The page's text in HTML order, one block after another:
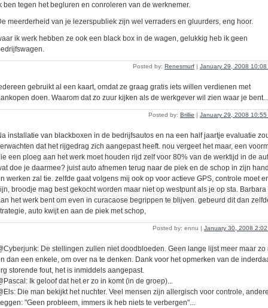
Ik ben tegen het begluren en conroleren van de werknemer.
meerderheid van je lezerspubliek zijn wel verraders en gluurders, eng hoor.
ik werk hebben ze ook een black box in de wagen, gelukkig heb ik geen
Posted by: Renesmurf | January 29, 2008 10:08
gebruikt al een kaart, omdat ze graag gratis iets willen verdienen met
doen. Waarom dat zo zuur kijken als de werkgever wil zien waar je bent...
Posted by: Brillie | January 29, 2008 10:55
installatie van blackboxen in de bedrijfsautos en na een half jaartje evaluatie
dat het rijgedrag zich aangepast heeft. nou vergeet het maar, een
een ploeg aan het werk moet houden rijd zelf voor 80% van de werktijd in de
doe je daarmee? juist auto afnemen terug naar de piek en de schop in zijn
werken zal tie. zelfde gaat volgens mij ook op voor actieve GPS, controle moet er
broodje mag best gekocht worden maar niet op westpunt als je op sta. Barbara
het werk bent om even in curacaose begrippen te blijven. gebeurd dit dan
auto kwijt en aan de piek met schop,
Posted by: ennu | January 30, 2008 2:02
De stellingen zullen niet doodbloeden. Geen lange lijst meer maar zo
dan een enkele, om over na te denken. Dank voor het opmerken van de
storende fout, het is inmiddels aangepast.
Ik geloof dat het er zo in komt (in de groep)...
Die man bekijkt het nuchter. Veel mensen zijn allergisch voor controle,
"Geen probleem, immers ik heb niets te verbergen"...